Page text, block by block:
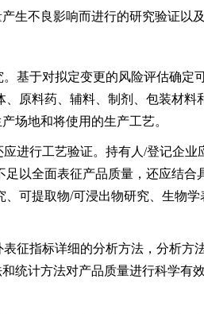
不良影响而进行的研究验证以及
于对拟定变更的风险评估确定
原料药、辅料、制剂、包装材料
场地和将使用的生产工艺。
行工艺验证。持有人/登记企业
以全面表征产品质量，还应结合
可提取物/可浸出物研究、生物
指标详细的分析方法，分析方
统计方法对产品质量进行科学有